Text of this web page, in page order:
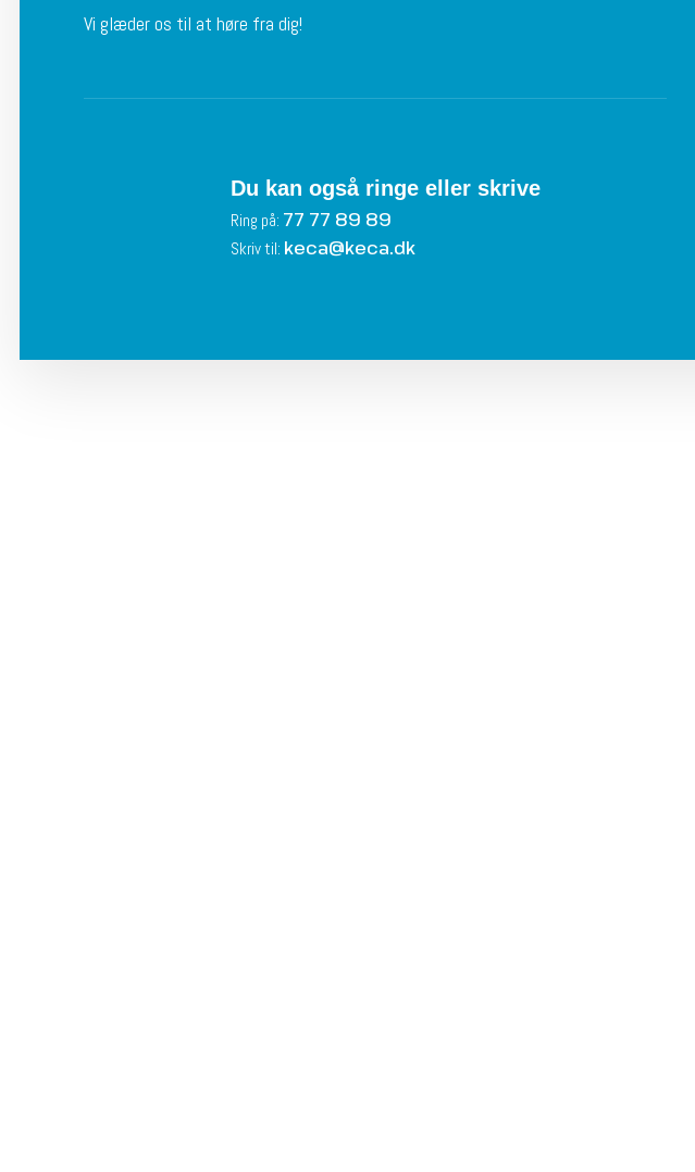
Vi glæder os til at høre fra dig!​
Du kan også ringe eller skrive
Ring på: 77 77 89 89
Skriv til: keca@keca.dk